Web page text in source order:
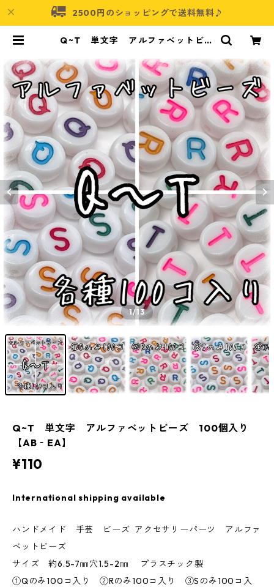
2500円のショッピングで送料無料♪
Q~T 単文字 アルファベットビー
セサリーパーツショップ・可愛いハ
ンドメイドパーツ通販 | ネムネコ
1/13
Q~T 単文字 アルファベットビーズ 100個入り
【AB‐EA】
¥110
International shipping available
ハンドメイド 手芸 ビーズ アクセサリーパーツ アルファ
ベットビーズ
サイズ 約6.5-7㎜穴1.5-2㎜ プラスチック製
①Qのみ100コ入り ②Rのみ100コ入り ③Sのみ100コ入